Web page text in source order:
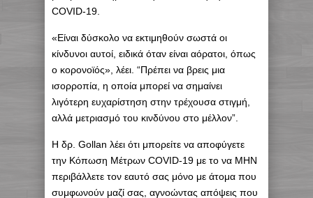
COVID-19.
«Είναι δύσκολο να εκτιμηθούν σωστά οι
κίνδυνοι αυτοί, ειδικά όταν είναι αόρατοι, όπως
ο κορονοϊός», λέει. “Πρέπει να βρεις μια
ισορροπία, η οποία μπορεί να σημαίνει
λιγότερη ευχαρίστηση στην τρέχουσα στιγμή,
αλλά μετριασμό του κινδύνου στο μέλλον”.
Η δρ. Gollan λέει ότι μπορείτε να αποφύγετε
την Κόπωση Μέτρων COVID-19 με το να ΜΗΝ
περιβάλλετε τον εαυτό σας μόνο με άτομα που
συμφωνούν μαζί σας, αγνοώντας απόψεις που